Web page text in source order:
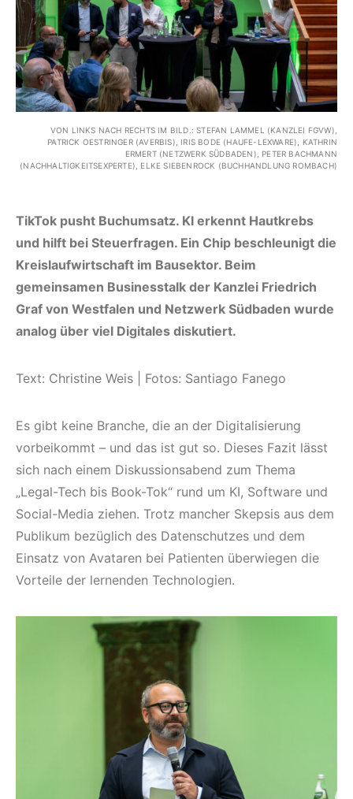
VON LINKS NACH RECHTS IM BILD.: STEFAN LAMMEL (KANZLEI FGVW),
PATRICK OESTRINGER (AVERBIS), IRIS BODE (HAUFE-LEXWARE), KATHRIN
ERMERT (NETZWERK SÜDBADEN), PETER BACHMANN
(NACHHALTIGKEITSEXPERTE), ELKE SIEBENROCK (BUCHHANDLUNG ROMBACH)
TikTok pusht Buchumsatz. KI erkennt Hautkrebs
und hilft bei Steuerfragen. Ein Chip beschleunigt die
Kreislaufwirtschaft im Bausektor. Beim
gemeinsamen Businesstalk der Kanzlei Friedrich
Graf von Westfalen und Netzwerk Südbaden wurde
analog über viel Digitales diskutiert.
Text: Christine Weis | Fotos: Santiago Fanego
Es gibt keine Branche, die an der Digitalisierung
vorbeikommt – und das ist gut so. Dieses Fazit lässt
sich nach einem Diskussionsabend zum Thema
„Legal-Tech bis Book-Tok“ rund um KI, Software und
Social-Media ziehen. Trotz mancher Skepsis aus dem
Publikum bezüglich des Datenschutzes und dem
Einsatz von Avataren bei Patienten überwiegen die
Vorteile der lernenden Technologien.